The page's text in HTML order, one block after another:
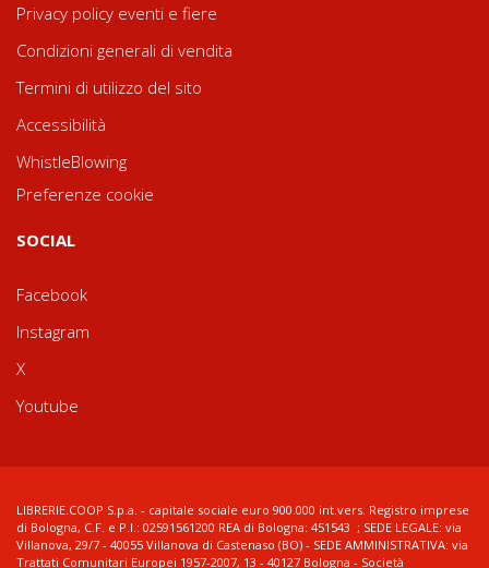
Privacy policy eventi e fiere
Condizioni generali di vendita
Termini di utilizzo del sito
Accessibilità
WhistleBlowing
Preferenze cookie
SOCIAL
Facebook
Instagram
X
Youtube
LIBRERIE.COOP S.p.a. - capitale sociale euro 900.000 int.vers. Registro imprese
di Bologna, C.F. e P.I.: 02591561200 REA di Bologna: 451543 ; SEDE LEGALE: via
Villanova, 29/7 - 40055 Villanova di Castenaso (BO) - SEDE AMMINISTRATIVA: via
Trattati Comunitari Europei 1957-2007, 13 - 40127 Bologna - Società